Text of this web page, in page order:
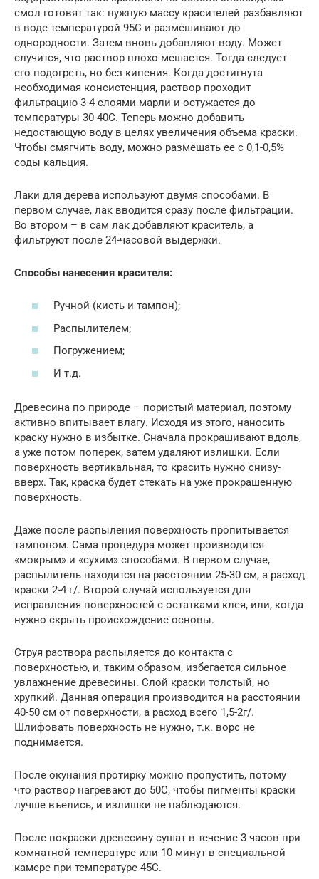
смол готовят так: нужную массу красителей разбавляют
в воде температурой 95С и размешивают до
однородности. Затем вновь добавляют воду. Может
случится, что раствор плохо мешается. Тогда следует
его подогреть, но без кипения. Когда достигнута
необходимая консистенция, раствор проходит
фильтрацию 3-4 слоями марли и остужается до
температуры 30-40С. Теперь можно добавить
недостающую воду в целях увеличения объема краски.
Чтобы смягчить воду, можно размешать ее с 0,1-0,5%
соды кальция.
Лаки для дерева используют двумя способами. В
первом случае, лак вводится сразу после фильтрации.
Во втором – в сам лак добавляют краситель, а
фильтруют после 24-часовой выдержки.
Способы нанесения красителя:
Ручной (кисть и тампон);
Распылителем;
Погружением;
И т.д.
Древесина по природе – пористый материал, поэтому
активно впитывает влагу. Исходя из этого, наносить
краску нужно в избытке. Сначала прокрашивают вдоль,
а уже потом поперек, затем удаляют излишки. Если
поверхность вертикальная, то красить нужно снизу-
вверх. Так, краска будет стекать на уже прокрашенную
поверхность.
Даже после распыления поверхность пропитывается
тампоном. Сама процедура может производится
«мокрым» и «сухим» способами. В первом случае,
распылитель находится на расстоянии 25-30 см, а расход
краски 2-4 г/. Второй случай используется для
исправления поверхностей с остатками клея, или, когда
нужно скрыть происхождение основы.
Струя раствора распыляется до контакта с
поверхностью, и, таким образом, избегается сильное
увлажнение древесины. Слой краски толстый, но
хрупкий. Данная операция производится на расстоянии
40-50 см от поверхности, а расход всего 1,5-2г/.
Шлифовать поверхность не нужно, т.к. ворс не
поднимается.
После окунания протирку можно пропустить, потому
что раствор нагревают до 50С, чтобы пигменты краски
лучше въелись, и излишки не наблюдаются.
После покраски древесину сушат в течение 3 часов при
комнатной температуре или 10 минут в специальной
камере при температуре 45С.